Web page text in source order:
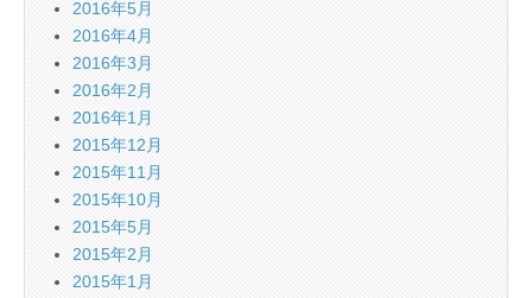
2016年5月
2016年4月
2016年3月
2016年2月
2016年1月
2015年12月
2015年11月
2015年10月
2015年5月
2015年2月
2015年1月